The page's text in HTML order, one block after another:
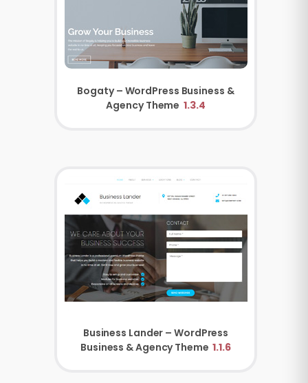
Bogaty – WordPress Business &
Agency Theme 1.3.4
Business Lander – WordPress
Business & Agency Theme 1.1.6